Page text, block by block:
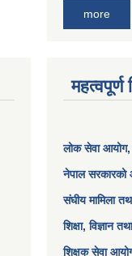
more
लोक सेवा आयोग,
नेपाल सरकारको
संघीय मामिला
शिक्षा, विज्ञान
शिक्षक सेवा